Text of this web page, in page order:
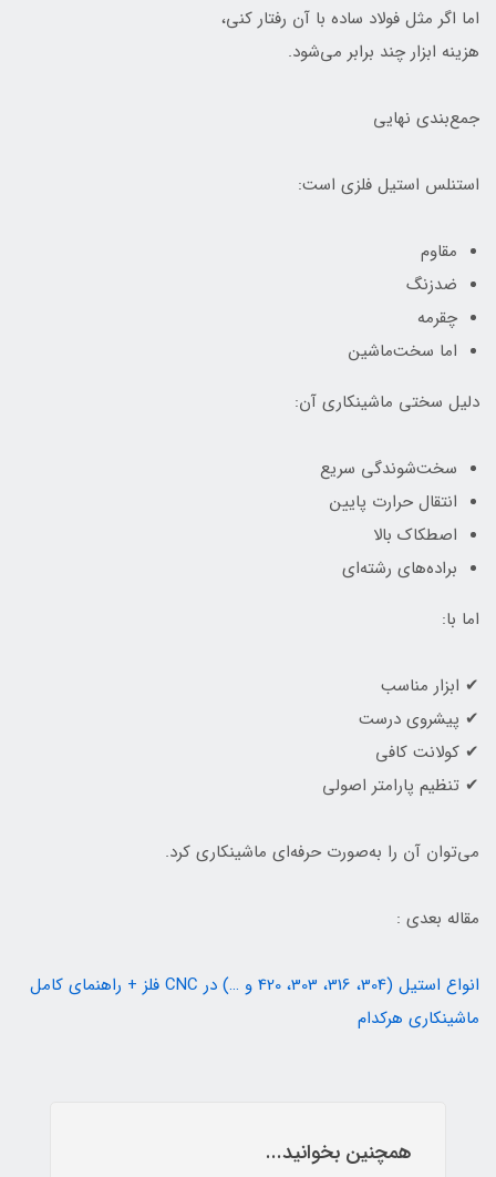
اما اگر مثل فولاد ساده با آن رفتار کنی،
هزینه ابزار چند برابر می‌شود.
جمع‌بندی نهایی
استنلس استیل فلزی است:
مقاوم
ضدزنگ
چقرمه
اما سخت‌ماشین
دلیل سختی ماشینکاری آن:
سخت‌شوندگی سریع
انتقال حرارت پایین
اصطکاک بالا
براده‌های رشته‌ای
اما با:
✔ ابزار مناسب
✔ پیشروی درست
✔ کولانت کافی
✔ تنظیم پارامتر اصولی
می‌توان آن را به‌صورت حرفه‌ای ماشینکاری کرد.
مقاله بعدی :
انواع استیل (304، 316، 303، 420 و …) در CNC فلز + راهنمای کامل
ماشینکاری هرکدام
همچنین بخوانید...